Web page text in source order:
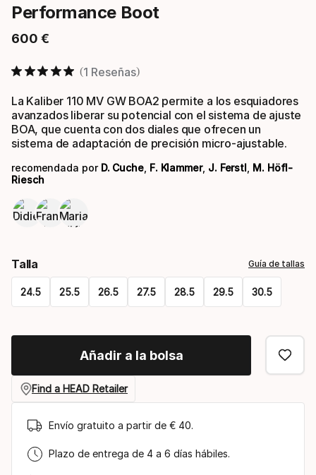
Performance Boot
600 €
Precio final
1 Reseñas
La Kaliber 110 MV GW BOA2 permite a los esquiadores
avanzados liberar su potencial con el sistema de ajuste
BOA, que cuenta con dos diales que ofrecen un
sistema de adaptación de precisión micro-ajustable.
recomendada por D. Cuche, F. Klammer, J. Ferstl M. Höfl-
Riesch
Talla Guía de tallas
24.5 25.5 26.5 27.5 28.5 29.5 30.5
select
talla
Añadir a la bolsa
Find a HEAD Retailer
Envío gratuito a partir de € 40.
Plazo de entrega de 4 a 6 días hábiles.